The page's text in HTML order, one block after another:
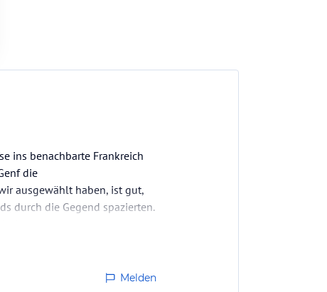
ins benachbarte Frankreich
die
ausgewählt haben, ist gut,
durch die Gegend spazierten.
Melden